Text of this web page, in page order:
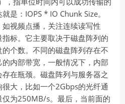
是：IOPS * IO Chunk Size。
视频点播，关注连续读写性
标。它主要取决于磁盘阵列的
个数。不同的磁盘阵列存在不
内部带宽，一般情况下，内部
在瓶颈。磁盘阵列与服务器之
大，比如一个2Gbps的光纤通
为250MB/s。最后，当前面的